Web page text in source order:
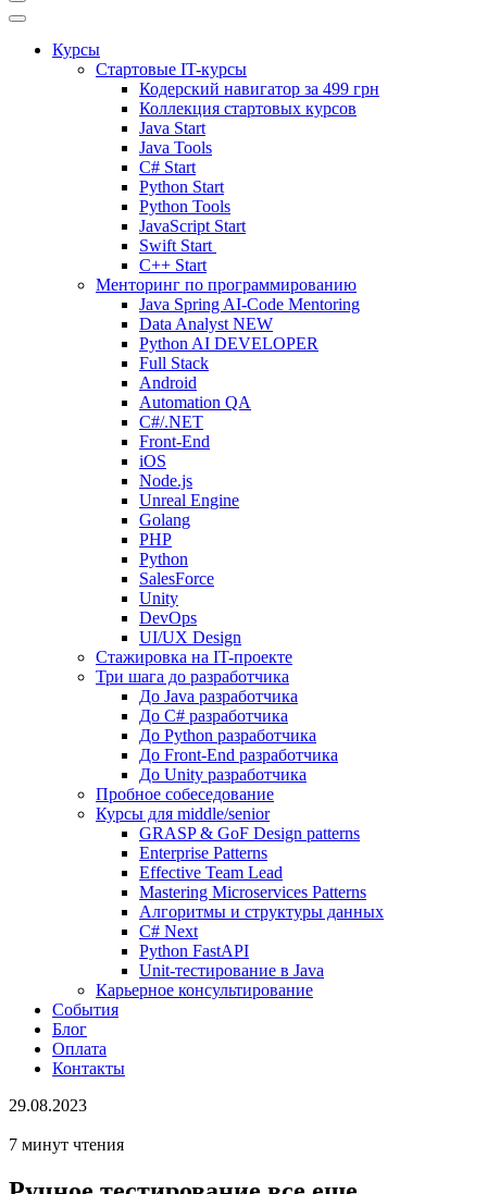
Курсы
Стартовые IT-курсы
Кодерский навигатор за 499 грн
Коллекция стартовых курсов
Java Start
Java Tools
C# Start
Python Start
Python Tools
JavaScript Start
Swift Start
C++ Start
Менторинг по программированию
Java Spring AI-Code Mentoring
Data Analyst NEW
Python AI DEVELOPER
Full Stack
Android
Automation QA
C#/.NET
Front-End
iOS
Node.js
Unreal Engine
Golang
PHP
Python
SalesForce
Unity
DevOps
UI/UX Design
Стажировка на IT-проекте
Три шага до разработчика
До Java разработчика
До C# разработчика
До Python разработчика
До Front-End разработчика
До Unity разработчика
Пробное собеседование
Курсы для middle/senior
GRASP & GoF Design patterns
Enterprise Patterns
Effective Team Lead
Mastering Microservices Patterns
Алгоритмы и структуры данных
C# Next
Python FastAPI
Unit-тестирование в Java
Карьерное консультирование
События
Блог
Оплата
Контакты
29.08.2023
7 минут чтения